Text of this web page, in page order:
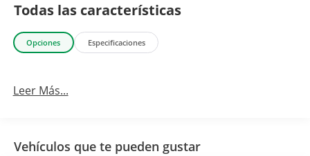
Todas las características
Opciones Especificaciones
Leer Más...
Vehículos que te pueden gustar